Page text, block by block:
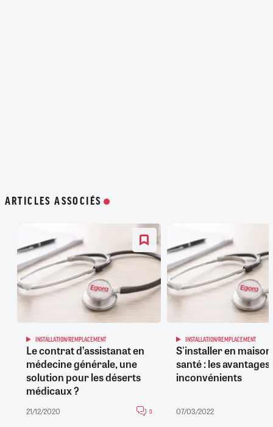
ARTICLES ASSOCIÉS
INSTALLATION/REMPLACEMENT
Le contrat d’assistanat en
médecine générale, une
solution pour les déserts
médicaux ?
21/12/2020 0
INSTALLATION/REMPLACEMENT
S'installer en
santé : les avantages
inconvénients
07/03/2022